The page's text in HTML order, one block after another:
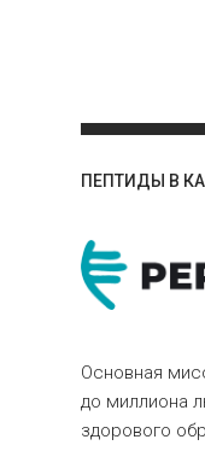
ПЕПТИДЫ В
Основная
до миллиона
здорового